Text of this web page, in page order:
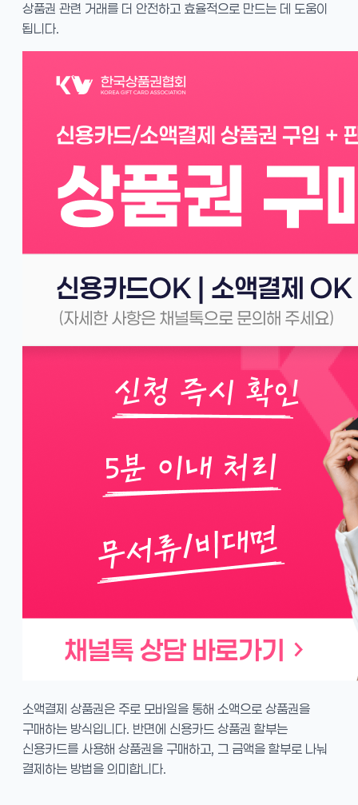
상품권 관련 거래를 더 안전하고 효율적으로 만드는 데 도움이
됩니다.
소액결제 상품권은 주로 모바일을 통해 소액으로 상품권을
구매하는 방식입니다. 반면에 신용카드 상품권 할부는
신용카드를 사용해 상품권을 구매하고, 그 금액을 할부로 나눠
결제하는 방법을 의미합니다.